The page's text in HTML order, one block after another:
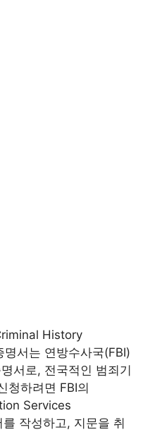
History
서는 연방수사국(FBI)
서로, 전국적인 범죄기
청하려면 FBI의
Services
작성하고, 지문을 취